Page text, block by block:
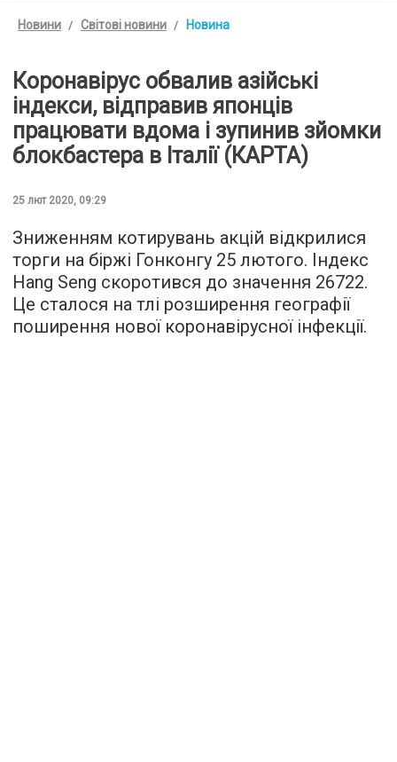
Новини Світові новини Новина
Коронавірус обвалив азійські
індекси, відправив японців
працювати вдома і зупинив зйомки
блокбастера в Італії (КАРТА)
25 лют 2020, 09:29
Зниженням котирувань акцій відкрилися
торги на біржі Гонконгу 25 лютого. Індекс
Hang Seng скоротився до значення 26722.
Це сталося на тлі розширення географії
поширення нової коронавірусної інфекції.